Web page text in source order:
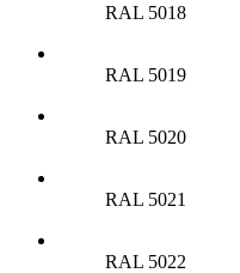
RAL 5018
RAL 5019
RAL 5020
RAL 5021
RAL 5022